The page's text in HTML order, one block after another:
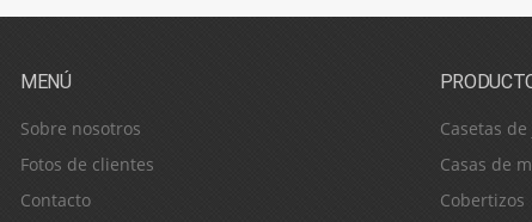
MENÚ
Sobre nosotros
Fotos de clientes
Contacto
Casetas
Casas de
Cobertizos